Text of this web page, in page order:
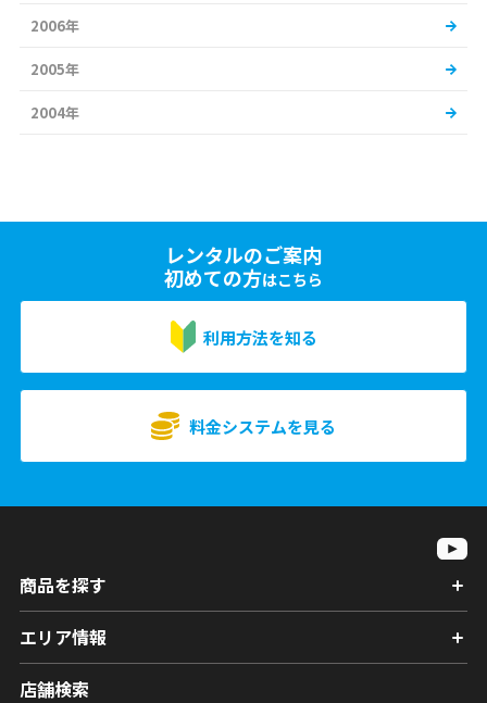
2006年
2005年
2004年
レンタルのご案内
初めての方はこちら
利用方法を知る
料金システムを見る
商品を探す
エリア情報
店舗検索